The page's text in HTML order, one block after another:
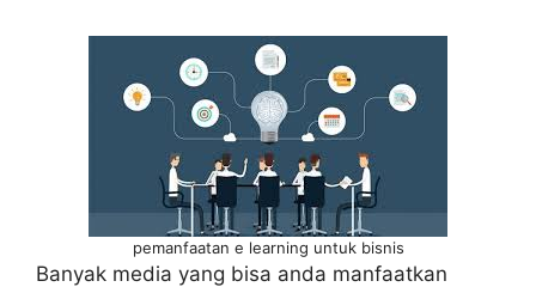
pemanfaatan e learning untuk bisnis
Banyak media yang bisa anda manfaatkan